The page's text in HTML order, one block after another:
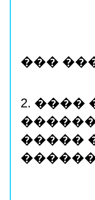
���
2. ����
�������
�����